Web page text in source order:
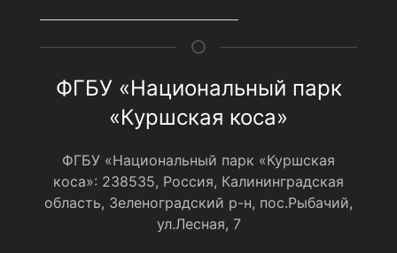
ФГБУ «Национальный парк
«Куршская коса»
ФГБУ «Национальный парк «Куршская
коса»: 238535, Россия, Калининградская
область, Зеленоградский р-н, пос.Рыбачий,
ул.Лесная, 7